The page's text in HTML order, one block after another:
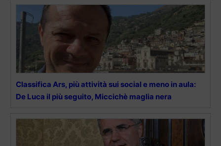
Classifica Ars, più attività sui social e meno in aula:
De Luca il più seguito, Miccichè maglia nera